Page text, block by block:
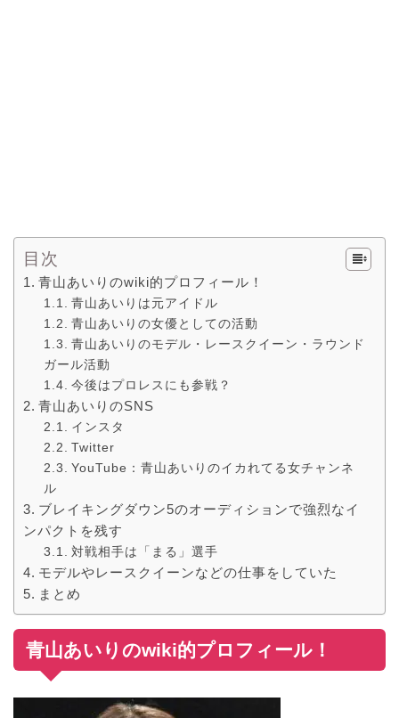
目次
青山あいりのwiki的プロフィール！
青山あいりは元アイドル
青山あいりの女優としての活動
青山あいりのモデル・レースクイーン・ラウンド
ガール活動
今後はプロレスにも参戦？
青山あいりのSNS
インスタ
Twitter
YouTube：青山あいりのイカれてる女チャンネ
ル
ブレイキングダウン5のオーディションで強烈なイ
ンパクトを残す
対戦相手は「まる」選手
モデルやレースクイーンなどの仕事をしていた
まとめ
青山あいりのwiki的プロフィール！